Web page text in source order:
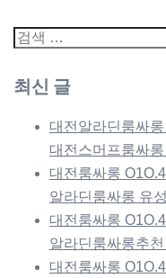
검
최신 글
대전알라딘룸싸
대전스머프룸싸
대전룸싸롱
알라딘룸싸롱 유
대전룸싸롱
알라딘룸싸롱추
대전룸싸롱